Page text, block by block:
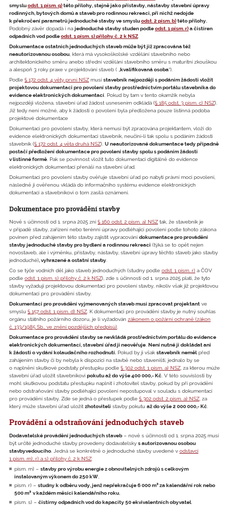
smysluodst. 1 písm. q)této přílohy, stejně jako přístavby, nástavby stavební úpravy
rodinných, bytových domů a staveb pro rodinnou rekreaci, při nichž nedojde
k překročení parametrů jednoduché stavby ve smysluodst. 2 písm. b)této přílohy.
Podobný závěr dopadá i na jednoduché stavby studen podleodst. 1 písm. r)a čistíren
odpadních vod podleodst. 1 písm. s) přílohy č. 2 k NSZ
Dokumentace ostatních jednoduchých staveb může být již zpracována též
neautorizovanou osobou , která má vysokoškolské vzdělání stavebního nebo
architektonického směru anebo střední vzdělání stavebního směru s maturitní zkouškou
a alespoň 3 roky praxe v projektování staveb ( „ kvalifikovaná osoba“).
Podle § 172 odst. 4 věty první NSZ musí stavebník nejpozději s podáním žádosti vložit
projektovou dokumentaci pro povolení stavby prostřednictvím portálu stavebníka do
evidence elektronických dokumentací . Pokud by tam v tento okamžik nebyla
nejpozději vložena, stavební úřad žádost usnesením odkládá (§ 185 odst. 3 písm. c) NSZ).
Již tedy není možné, aby k žádosti o povolení byla předložena pouze listinná podoba
projektové dokumentace
Dokumentaci pro povolení stavby, která nemusí být zpracována projektantem, vloží do
evidence elektronických dokumentací stavebník, neučiní-li tak spolu s podáním žádosti
stavebník (§ 172 odst. 4 věta druhá NSZ). U neautorizované dokumentace tedy případně
postačí předložení dokumentace pro povolení stavby spolu s podáním žádosti
v listinné formě . Pak se povinnost vložit tuto dokumentaci digitálně do evidence
elektronických dokumentací přenáší na stavební úřad.
Dokumentaci pro povolení stavby ověřuje stavební úřad po nabytí právní moci povolení,
následně ji ověřenou vkládá do informačního systému evidence elektronických
dokumentací a stavebníkovi o tom zasílá oznámení.
Dokumentace pro provádění stavby
Nově s účinností od 1. srpna 2025 zní § 160 odst. 2 písm. a) NSZ tak, že stavebník je
v případě stavby, zařízení nebo terénní úpravy podléhající povolení podle tohoto zákona
povinen před zahájením této stavby zajistit vypracování dokumentace pro provádění
stavby jednoduché stavby pro bydlení a rodinnou rekreaci (týká se to opět nejen
novostaveb, ale i výměnku, přístavby, nástavby, stavební úpravy těchto staveb jako stavby
jednoduché) , vyhrazené a ostatní stavby
Co se týče vodních děl jako staveb jednoduchých (studny podle odst. 1 písm. r) a ČOV
podle odst. 1 písm. s) přílohy č. 2 k NSZ), zde s účinností od 1. srpna 2025 platí, že tyto
stavby vyžadují projektovou dokumentaci pro povolení stavby, nikoliv však již projektovou
dokumentaci pro provádění stavby.
Dokumentaci pro provádění vyjmenovaných staveb musí zpracovat projektant ve
smyslu § 157 odst. 1 písm. d) NSZ . K dokumentaci pro provádění stavby je nutný souhlas
orgánu státního požárního dozoru, je li vyžadován zákonem o požární ochraně (zákon
č. 133/1985 Sb., ve znění pozdějších předpisů)
Dokumentace pro provádění stavby se nevkládá prostřednictvím portálu do evidence
elektronických dokumentací, stavební úřad ji neověřuje Není nutné ji dokládat ani
k žádosti o vydání kolaudačního rozhodnutí. Pokud by ji však stavebník neměl před
zahájením stavby či by nebyla k dispozici na stavbě nebo staveništi, jednalo by se
o naplnění skutkové podstaty přestupku podle § 302 odst. 1 písm. a) NSZ , za kterou může
stavební úřad uložit stavebníkovi pokutu až do výše 400 000,- Kč . V této souvislosti by
mohl skutkovou podstatu přestupku naplnit i zhotovitel stavby, pokud by při provádění
nebo odstraňování stavby podléhající povolení nepostupoval v souladu s dokumentací
pro provádění stavby. Zde se jedná o přestupek podle § 302 odst. 2 písm. a) NSZ , za
který může stavební úřad uložit zhotoviteli stavby pokutu až do výše 2 000 000,- Kč
Provádění a odstraňování jednoduchých staveb
Dodavatelské provádění jednoduchých staveb – nově s účinností od 1. srpna 2025 musí
být určité jednoduché stavby provedeny dodavatelsky s autorizovanou osobou
stavbyvedoucího . Jedná se konkrétně o jednoduché stavby uvedené v odstavci
1 písm. m), r) a s) přílohy č. 2 k NSZ:
písm. m) – stavby pro výrobu energie z obnovitelných zdrojů s celkovým
instalovaným výkonem do 250 kW
písm. r) – studny k odběru vody, jenž nepřekračuje 6 000 m³ za kalendářní rok nebo
500 m³ v každém měsíci kalendářního roku,
písm. s) – čistírny odpadních vod do kapacity 50 ekvivalentních obyvatel